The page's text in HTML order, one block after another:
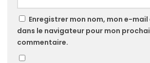
Enregistrer mon nom, mon e-
dans le navigateur pour mon
commentaire.